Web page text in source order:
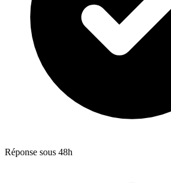
Réponse sous 48h